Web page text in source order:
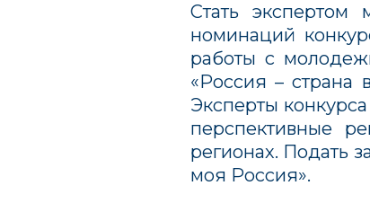
Стать
номинаций
работы с
«Россия – страна
Эксперты
перспективные
регионах. Подать
моя Россия».